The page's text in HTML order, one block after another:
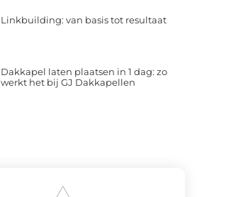
Linkbuilding: van basis tot resultaat
Dakkapel laten plaatsen in 1 dag: zo
werkt het bij GJ Dakkapellen